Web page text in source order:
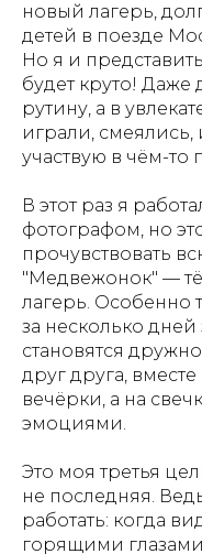
новый лагерь,
детей в поезде
Но я и
будет круто! Даже
рутину, а в
играли, смеялись,
участвую в чём-
В этот раз я
фотографом, но
прочувствовать
"Медвежонок" —
лагерь. Особенно
за несколько
становятся
друг друга,
вечёрки, а на
эмоциями.
Это моя третья
не последняя.
работать: когда
горящими